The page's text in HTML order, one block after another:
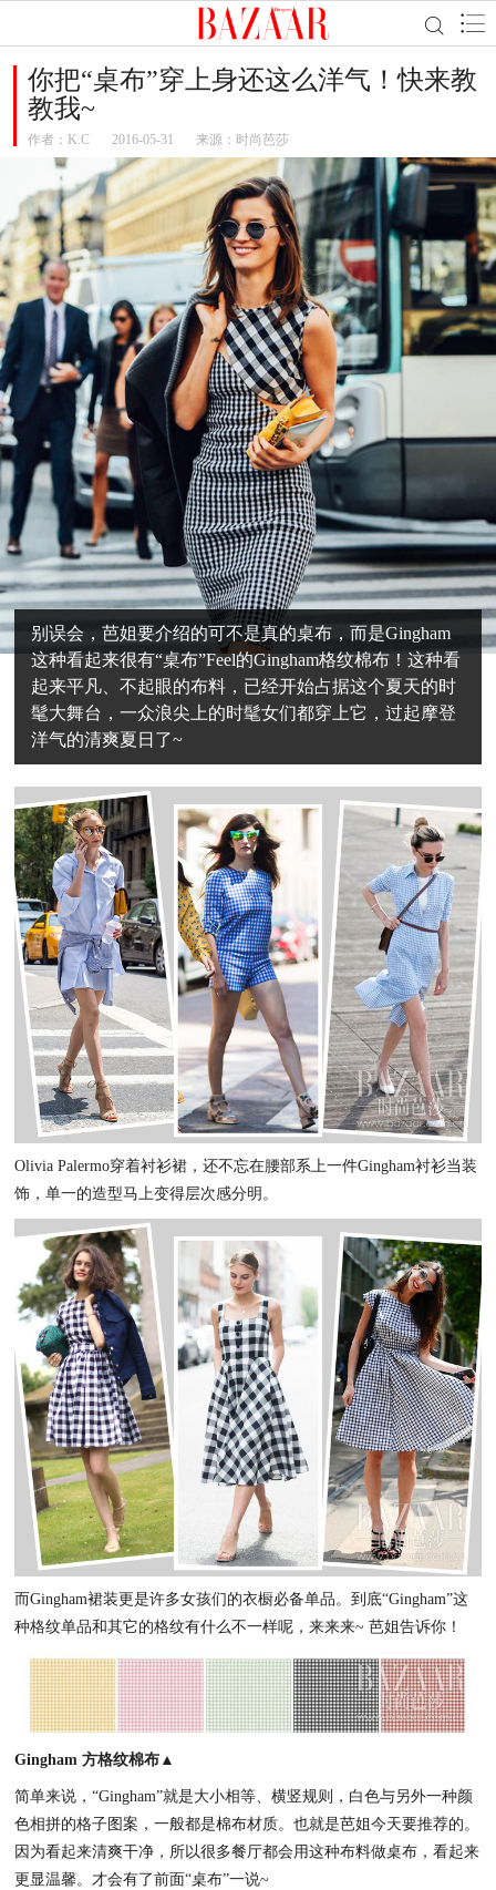
你把“桌布”穿上身还这么洋气！快来教
教我~
作者： K.C 2016-05-31 来源：时尚芭莎
别误会，芭姐要介绍的可不是真的桌布，而是Gingham
这种看起来很有“桌布”Feel的Gingham格纹棉布！这种看
起来平凡、不起眼的布料，已经开始占据这个夏天的时
髦大舞台，一众浪尖上的时髦女们都穿上它，过起摩登
洋气的清爽夏日了~
Olivia Palermo穿着衬衫裙，还不忘在腰部系上一件Gingham衬衫当装
饰，单一的造型马上变得层次感分明。
而Gingham裙装更是许多女孩们的衣橱必备单品。到底“Gingham”这
种格纹单品和其它的格纹有什么不一样呢，来来来~ 芭姐告诉你！
Gingham 方格纹棉布▲
简单来说，“Gingham”就是大小相等、横竖规则，白色与另外一种颜
色相拼的格子图案，一般都是棉布材质。也就是芭姐今天要推荐的。
因为看起来清爽干净，所以很多餐厅都会用这种布料做桌布，看起来
更显温馨。才会有了前面“桌布”一说~